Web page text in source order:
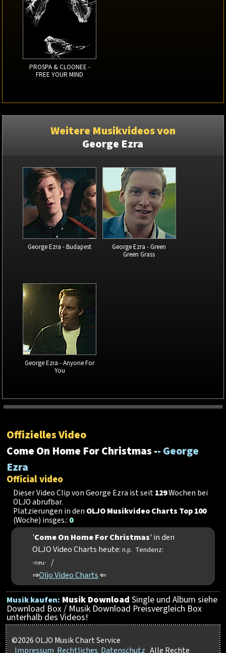
PROSPA & CLOONEE -
FREE YOUR MIND
Weitere Musikvideos von
George Ezra
George Ezra - Budapest
George Ezra - Green
Green Grass
George Ezra - Anyone For
You
Offizielles Video
Come On Home For Christmas -- George
Ezra
Official video
Dieser Video Clip von George Ezra ist seit129Wochen bei
OLJO abrufbar.
Platzierungen in den OLJO Musikvideo Charts Top 100
(Woche) insges.: 0
'Come On Home For Christmas' in den
OLJO Video Charts heute: n.p. Tendenz:
-neu- /
⇒Oljo Video Charts ⇐
Musik kaufen: Musik Download Single und Album siehe
Download Box / Musik Download Preisvergleich Box
unterhalb des Videos!
©2026 OLJO Musik Chart Service
Impressum Rechtliches Datenschutz Alle Rechte